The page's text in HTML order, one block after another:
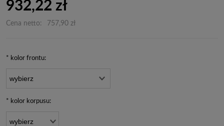
932,22 zł
Cena netto: 757,90 zł
* kolor frontu:
* kolor korpusu: